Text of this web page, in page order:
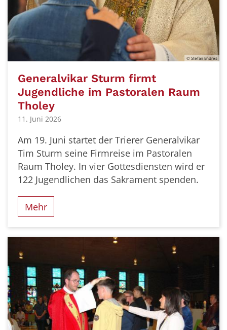
© Stefan Endres
Generalvikar Sturm firmt
Jugendliche im Pastoralen Raum
Tholey
11. Juni 2026
Am 19. Juni startet der Trierer Generalvikar
Tim Sturm seine Firmreise im Pastoralen
Raum Tholey. In vier Gottesdiensten wird er
122 Jugendlichen das Sakrament spenden.
Mehr